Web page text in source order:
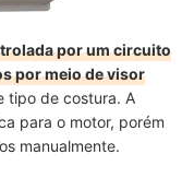
por um circuito
por meio de visor
tipo de costura. A
para o motor, porém
manualmente.